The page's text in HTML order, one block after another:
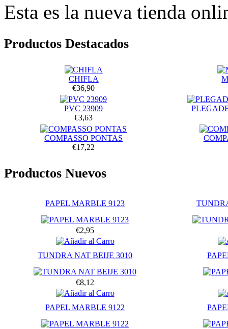
Esta es la nueva tienda
Productos Destacados
CHIFLA
€36,90
PVC 23909
€3,63
COMPASSO PONTAS
€17,22
Productos Nuevos
PAPEL MARBLE 9123
€2,95
TUNDRA NAT BEIJE 3010
€8,12
PAPEL MARBLE 9122